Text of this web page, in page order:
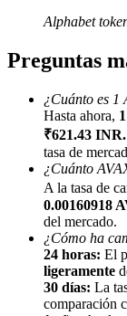
Referencia
Invita a un
BTC
Alphabet
Preguntas
¿Cuánto es 1
Hasta ahora,
₹621.43 INR.
tasa de
¿Cuánto
A la tasa de
0.00160918
del mercado.
¿Cómo ha
24 horas: El
ligeramente
30 días: La
comparación